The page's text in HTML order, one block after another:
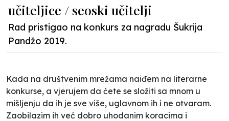
učiteljice / seoski učitelji
Rad pristigao na konkurs za nagradu Šukrija
Pandžo 2019.
Kada na društvenim mrežama naiđem na literarne
konkurse, a vjerujem da ćete se složiti sa mnom u
mišljenju da ih je sve više, uglavnom ih i ne otvaram.
Zaobilazim ih već dobro uhodanim koracima i